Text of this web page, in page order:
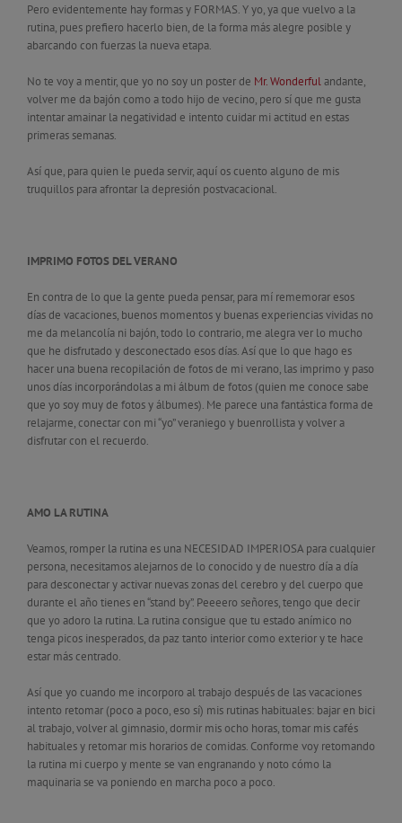
Pero evidentemente hay formas y FORMAS. Y yo, ya que vuelvo a la
rutina, pues prefiero hacerlo bien, de la forma más alegre posible y
abarcando con fuerzas la nueva etapa.
No te voy a mentir, que yo no soy un poster de Mr. Wonderfulandante,
volver me da bajón como a todo hijo de vecino, pero sí que me gusta
intentar amainar la negatividad e intento cuidar mi actitud en estas
primeras semanas.
Así que, para quien le pueda servir, aquí os cuento alguno de mis
truquillos para afrontar la depresión postvacacional.
IMPRIMO FOTOS DEL VERANO
En contra de lo que la gente pueda pensar, para mí rememorar esos
días de vacaciones, buenos momentos y buenas experiencias vividas no
me da melancolía ni bajón, todo lo contrario, me alegra ver lo mucho
que he disfrutado y desconectado esos días. Así que lo que hago es
hacer una buena recopilación de fotos de mi verano, las imprimo y paso
unos días incorporándolas a mi álbum de fotos (quien me conoce sabe
que yo soy muy de fotos y álbumes). Me parece una fantástica forma de
relajarme, conectar con mi “yo” veraniego y buenrollista y volver a
disfrutar con el recuerdo.
AMO LA RUTINA
Veamos, romper la rutina es una NECESIDAD IMPERIOSA para cualquier
persona, necesitamos alejarnos de lo conocido y de nuestro día a día
para desconectar y activar nuevas zonas del cerebro y del cuerpo que
durante el año tienes en “stand by”. Peeeero señores, tengo que decir
que yo adoro la rutina. La rutina consigue que tu estado anímico no
tenga picos inesperados, da paz tanto interior como exterior y te hace
estar más centrado.
Así que yo cuando me incorporo al trabajo después de las vacaciones
intento retomar (poco a poco, eso sí) mis rutinas habituales: bajar en bici
al trabajo, volver al gimnasio, dormir mis ocho horas, tomar mis cafés
habituales y retomar mis horarios de comidas. Conforme voy retomando
la rutina mi cuerpo y mente se van engranando y noto cómo la
maquinaria se va poniendo en marcha poco a poco.